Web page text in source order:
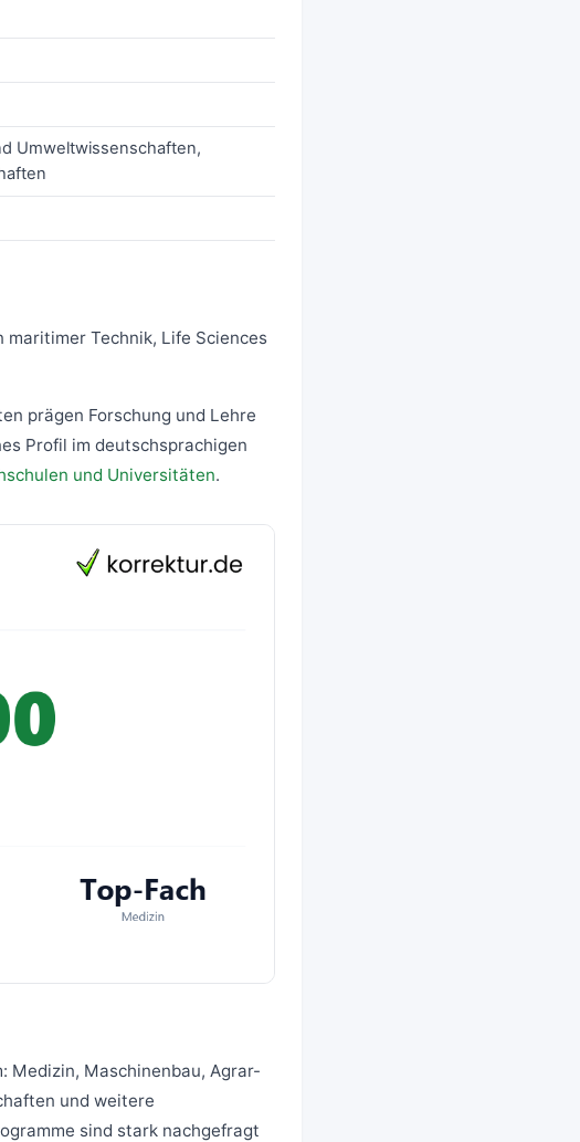
Umweltwissenschaften,
Technik, Life Sciences
prägen Forschung und Lehre
Profil im deutschsprachigen
und Universitäten.
Medizin, Maschinenbau, Agrar-
und weitere
sind stark nachgefragt